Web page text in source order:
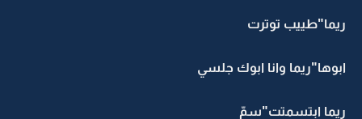
ريما"طييب توترت
ابوها"ريما وانا ابوك جلسي
ريما ابتسمتت"سمّ